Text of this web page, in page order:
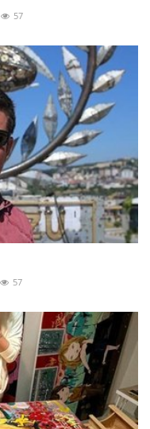
57
57